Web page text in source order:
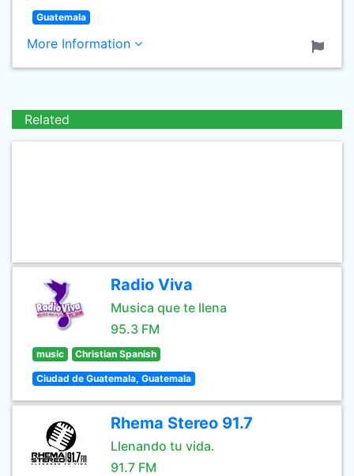
Guatemala
More Information
Related
Radio Viva
Musica que te llena
95.3 FM
music Christian Spanish
Ciudad de Guatemala, Guatemala
Rhema Stereo 91.7
Llenando tu vida.
91.7 FM